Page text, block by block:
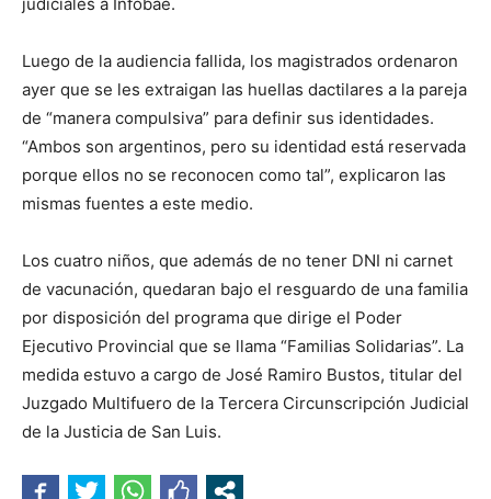
Luego de la audiencia fallida, los magistrados ordenaron
ayer que se les extraigan las huellas dactilares a la pareja
de “manera compulsiva” para definir sus identidades.
“Ambos son argentinos, pero su identidad está reservada
porque ellos no se reconocen como tal”, explicaron las
mismas fuentes a este medio.
Los cuatro niños, que además de no tener DNI ni carnet
de vacunación, quedaran bajo el resguardo de una familia
por disposición del programa que dirige el Poder
Ejecutivo Provincial que se llama “Familias Solidarias”. La
medida estuvo a cargo de José Ramiro Bustos, titular del
Juzgado Multifuero de la Tercera Circunscripción Judicial
de la Justicia de San Luis.